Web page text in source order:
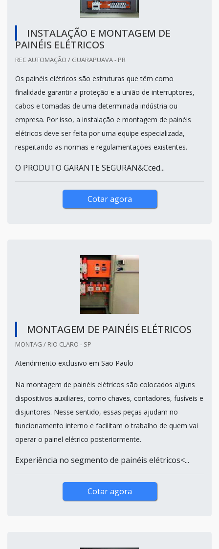
INSTALAÇÃO E MONTAGEM DE
PAINÉIS ELÉTRICOS
REC AUTOMAÇÃO / GUARAPUAVA - PR
Os painéis elétricos são estruturas que têm como
finalidade garantir a proteção e a união de interruptores,
cabos e tomadas de uma determinada indústria ou
empresa. Por isso, a instalação e montagem de painéis
elétricos deve ser feita por uma equipe especializada,
respeitando as normas e regulamentações existentes.
O PRODUTO GARANTE SEGURAN&Cced...
Cotar agora
MONTAGEM DE PAINÉIS ELÉTRICOS
MONTAG / RIO CLARO - SP
Atendimento exclusivo em São Paulo
Na montagem de painéis elétricos são colocados alguns
dispositivos auxiliares, como chaves, contadores, fusíveis e
disjuntores. Nesse sentido, essas peças ajudam no
funcionamento interno e facilitam o trabalho de quem vai
operar o painel elétrico posteriormente.
Experiência no segmento de painéis elétricos<...
Cotar agora